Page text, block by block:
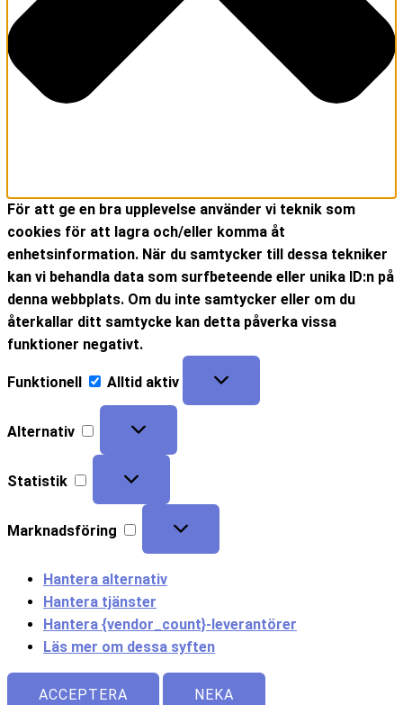
För att ge en bra upplevelse använder vi teknik som
cookies för att lagra och/eller komma åt
enhetsinformation. När du samtycker till dessa tekniker
kan vi behandla data som surfbeteende eller unika ID:n på
denna webbplats. Om du inte samtycker eller om du
återkallar ditt samtycke kan detta påverka vissa
funktioner negativt.
Funktionell Alltid aktiv
Alternativ
Statistik
Marknadsföring
Hantera alternativ
Hantera tjänster
Hantera {vendor_count}-leverantörer
Läs mer om dessa syften
ACCEPTERA NEKA